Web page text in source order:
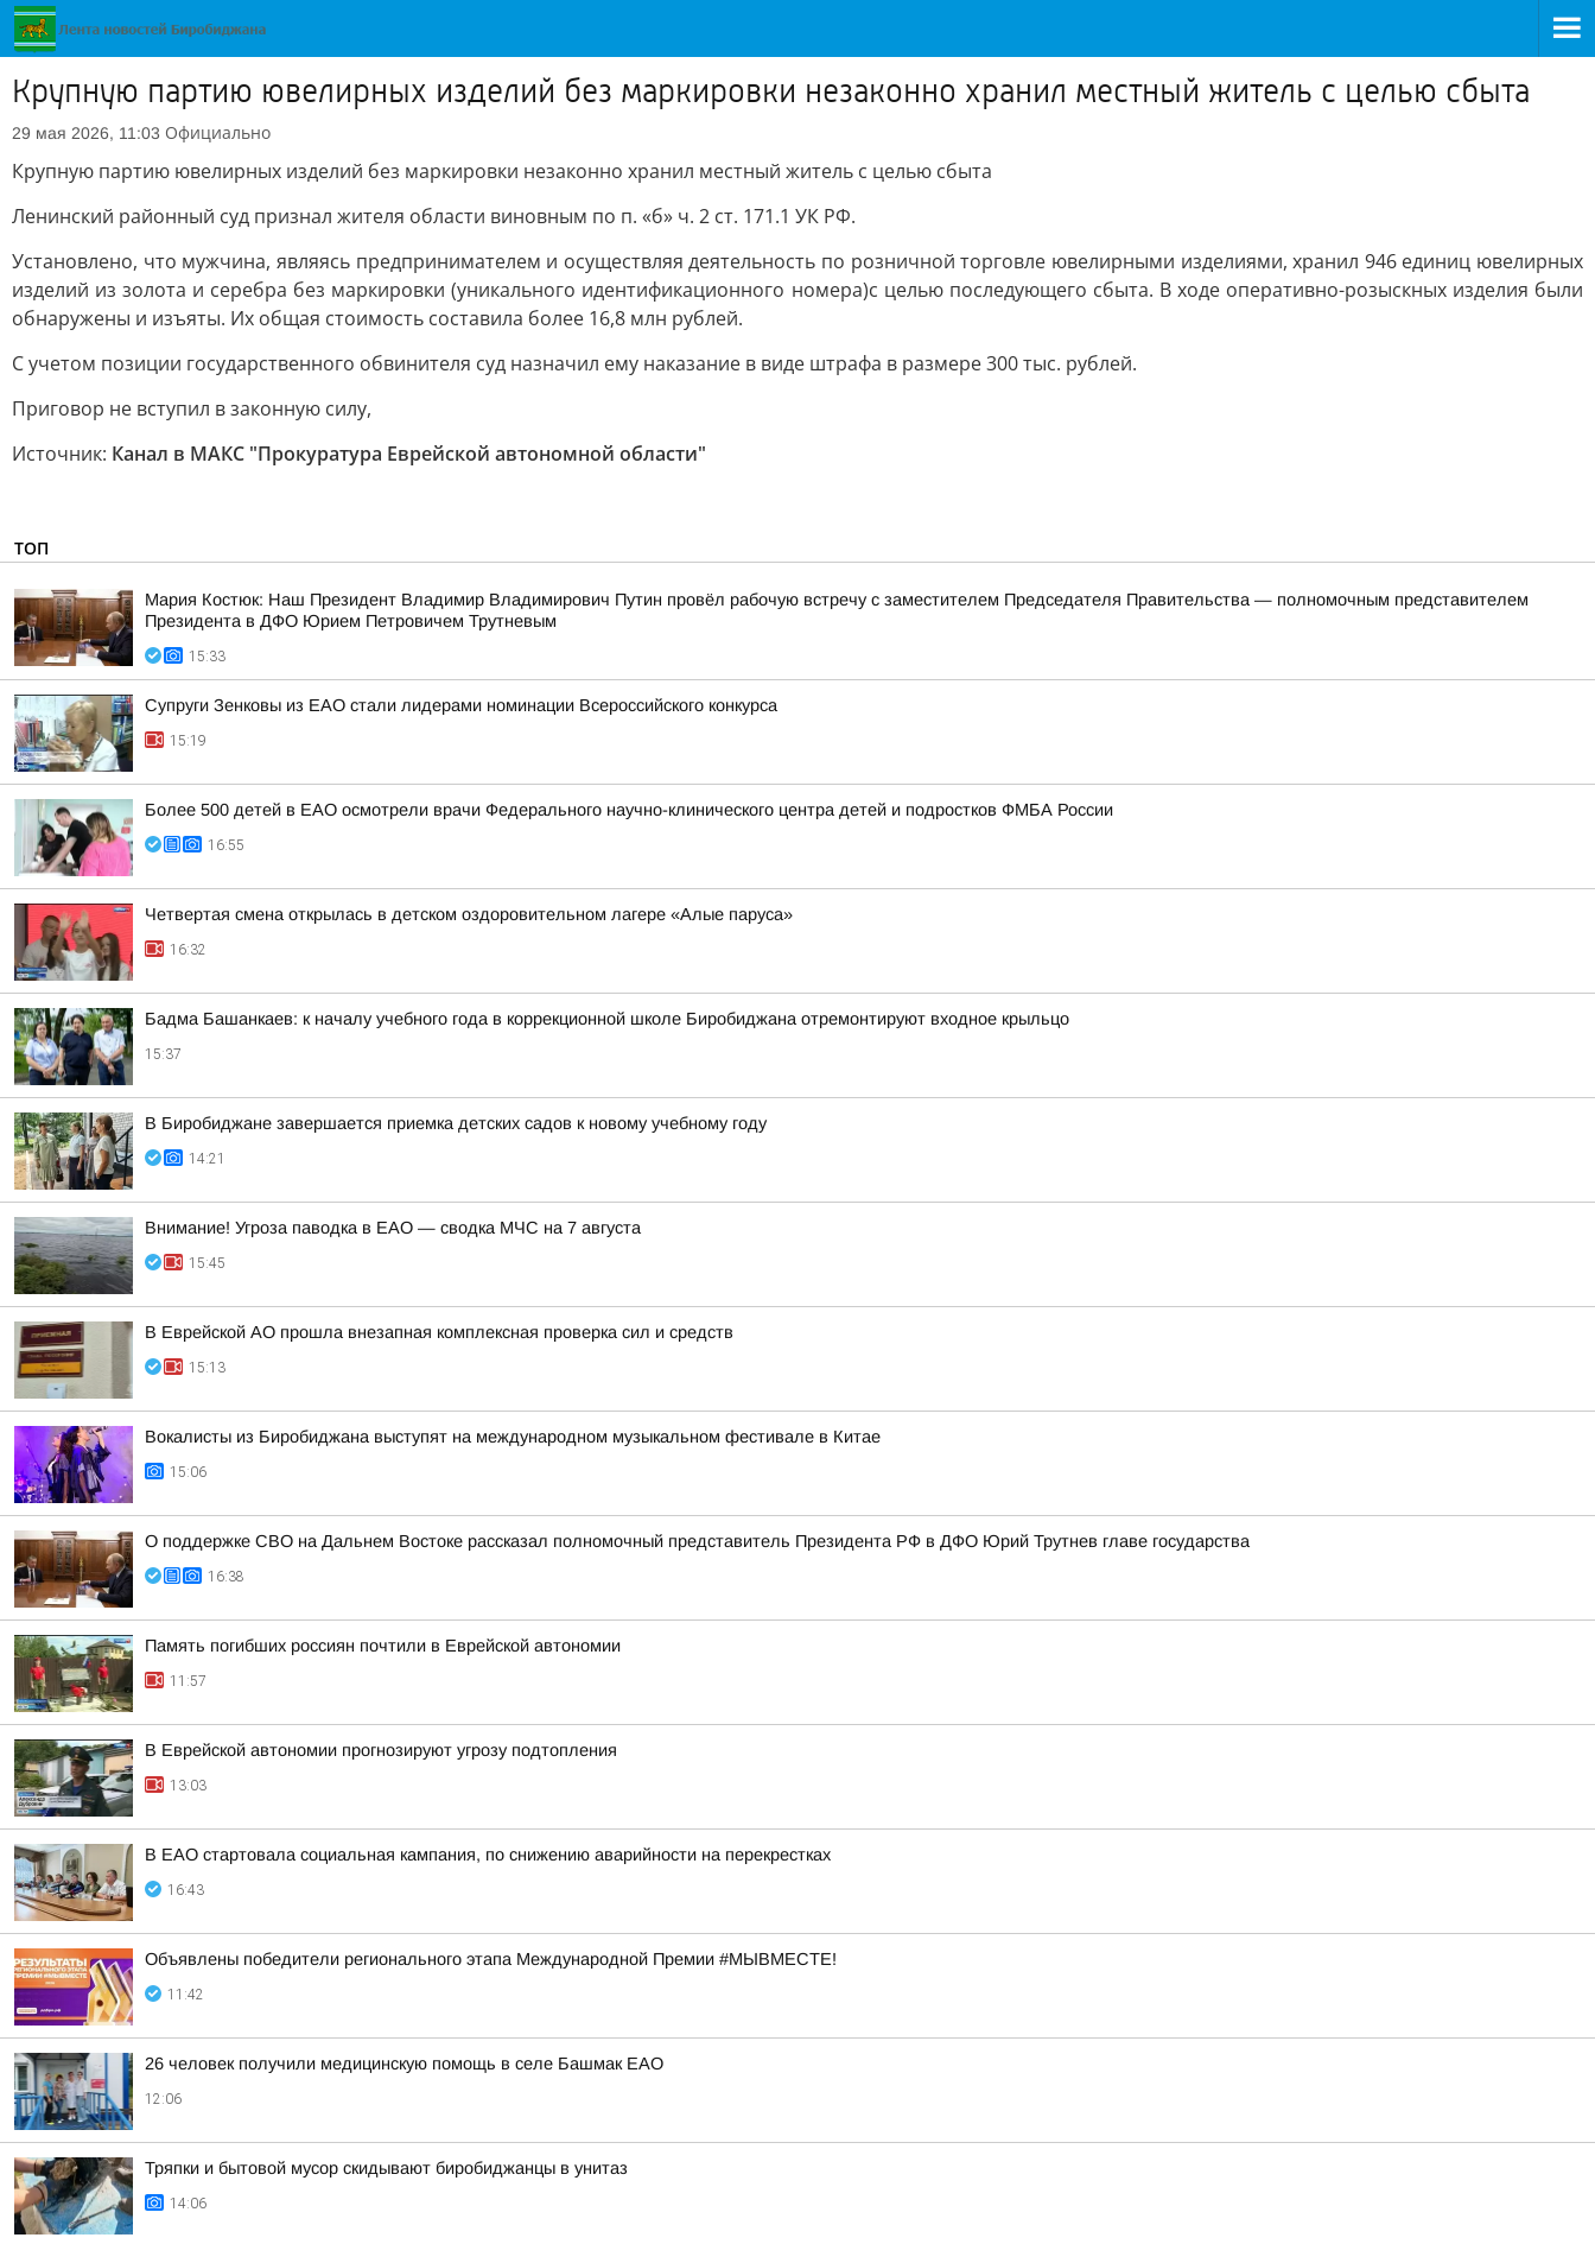
Крупную партию ювелирных изделий без маркировки незаконно хранил местный житель с целью сбыта
29 мая 2026, 11:03 Официально
Крупную партию ювелирных изделий без маркировки незаконно хранил местный житель с целью сбыта
Ленинский районный суд признал жителя области виновным по п. «б» ч. 2 ст. 171.1 УК РФ.
Установлено, что мужчина, являясь предпринимателем и осуществляя деятельность по розничной торговле ювелирными изделиями, хранил 946 единиц ювелирных
изделий из золота и серебра без маркировки (уникального идентификационного номера)с целью последующего сбыта. В ходе оперативно-розыскных изделия были
обнаружены и изъяты. Их общая стоимость составила более 16,8 млн рублей.
С учетом позиции государственного обвинителя суд назначил ему наказание в виде штрафа в размере 300 тыс. рублей.
Приговор не вступил в законную силу,
Источник: Канал в МАКС "Прокуратура Еврейской автономной области"
ТОП
Мария Костюк: Наш Президент Владимир Владимирович Путин провёл рабочую встречу с заместителем Председателя Правительства — полномочным представителем
Президента в ДФО Юрием Петровичем Трутневым
15:33
Супруги Зенковы из ЕАО стали лидерами номинации Всероссийского конкурса
15:19
Более 500 детей в ЕАО осмотрели врачи Федерального научно-клинического центра детей и подростков ФМБА России
16:55
Четвертая смена открылась в детском оздоровительном лагере «Алые паруса»
16:32
Бадма Башанкаев: к началу учебного года в коррекционной школе Биробиджана отремонтируют входное крыльцо
15:37
В Биробиджане завершается приемка детских садов к новому учебному году
14:21
Внимание! Угроза паводка в ЕАО — сводка МЧС на 7 августа
15:45
В Еврейской АО прошла внезапная комплексная проверка сил и средств
15:13
Вокалисты из Биробиджана выступят на международном музыкальном фестивале в Китае
15:06
О поддержке СВО на Дальнем Востоке рассказал полномочный представитель Президента РФ в ДФО Юрий Трутнев главе государства
16:38
Память погибших россиян почтили в Еврейской автономии
11:57
В Еврейской автономии прогнозируют угрозу подтопления
13:03
В ЕАО стартовала социальная кампания, по снижению аварийности на перекрестках
16:43
Объявлены победители регионального этапа Международной Премии #МЫВМЕСТЕ!
11:42
26 человек получили медицинскую помощь в селе Башмак ЕАО
12:06
Тряпки и бытовой мусор скидывают биробиджанцы в унитаз
14:06